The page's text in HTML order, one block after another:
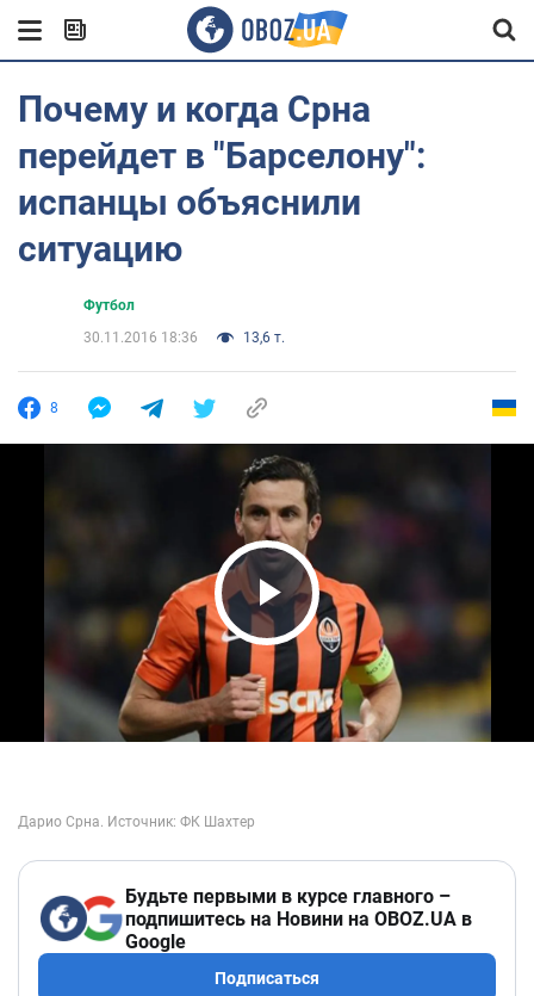
Почему и когда Срна
перейдет в "Барселону":
испанцы объяснили
ситуацию
Футбол
30.11.2016 18:36
13,6 т.
8
Play Video
Будьте первыми в курсе главного –
подпишитесь на Новини на OBOZ.UA в
Google
Подписаться